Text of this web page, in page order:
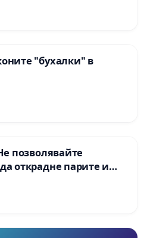
"бухалки" в
позволявайте
открадне парите и